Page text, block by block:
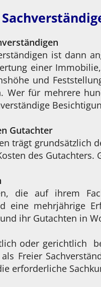
ist dann
einer
und
Wer für mehrere
Gutachter
trägt grundsätzlich
des
die auf ihrem
eine mehrjährige
ihr Gutachten in
oder gerichtlich
Freier
erforderliche